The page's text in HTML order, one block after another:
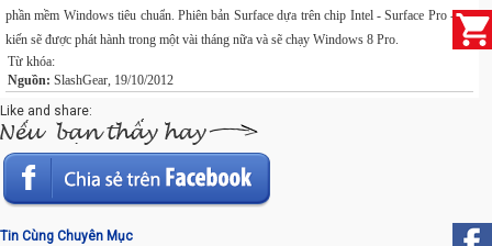
phần mềm Windows tiêu chuẩn. Phiên bản Surface dựa trên chip Intel - Surface Pro - dự
kiến sẽ được phát hành trong một vài tháng nữa và sẽ chạy Windows 8 Pro.
Từ khóa:
Nguồn: SlashGear, 19/10/2012
Like and share:
Tin Cùng Chuyên Mục